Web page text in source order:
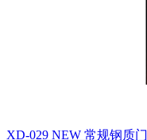
XD-029 NEW 常规钢质门